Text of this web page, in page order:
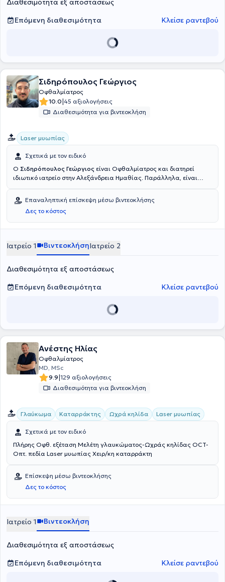
Διαθεσιμότητα εξ αποστάσεως
Επόμενη διαθεσιμότητα
Κλείσε ραντεβού
Σιδηρόπουλος Γεώργιος
Οφθαλμίατρος
10.0|45 αξιολογήσεις
Διαθεσιμότητα για βιντεοκλήση
Laser μυωπίας
Σχετικά με τον ειδικό
Ο Σιδηρόπουλος Γεώργιος είναι Οφθαλμίατρος και διατηρεί
ιδιωτικό ιατρείο στην Αλεξάνδρεια Ημαθίας. Παράλληλα, είναι
Ophthalmica. Είναι κάτοχος πτυχίου Ιατρικής από το Δημοκρίτειο
Πανεπιστήμιο Θράκης και διπλωματούχος του European Board of
Ophthalmology (FEBO). Απέκτησε την Ειδικότητα της
Οφθαλμολογίας ειδικευόμενος στο Γενικό Νοσοκομείο
πληθώρα ιατρικών συνεδρίων τόσο με παρουσιάσεις του σε
πανελλήνια συνέδρια, όσο και σε οφθαλμολογικές ημερίδες και
γιατρός είναι εξειδικευμένος στο Laser μυωπίας, στη χειρουργική
Επαναληπτική επίσκεψη μέσω βιντεοκλήσης
Δες το κόστος
Ιατρείο 1 ΒιντεοκλήσηΙατρείο 2
Διαθεσιμότητα εξ αποστάσεως
Επόμενη διαθεσιμότητα
Κλείσε ραντεβού
Ανέστης Ηλίας
Οφθαλμίατρος
MD, MSc
9.9|129 αξιολογήσεις
Διαθεσιμότητα για βιντεοκλήση
Γλαύκωμα Καταρράκτης Ωχρά κηλίδα Laser μυωπίας
Σχετικά με τον ειδικό
Πλήρης Οφθ. εξέταση Μελέτη γλαυκώματος-Ωχράς κηλίδας OCT-
Οπτ. πεδία Laser μυωπίας Χειρ/κη καταρράκτη
Επίσκεψη μέσω βιντεοκλήσης
Δες το κόστος
Ιατρείο 1 Βιντεοκλήση
Διαθεσιμότητα εξ αποστάσεως
Επόμενη διαθεσιμότητα
Κλείσε ραντεβού